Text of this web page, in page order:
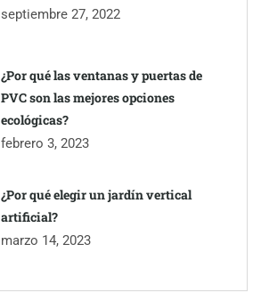
septiembre 27, 2022
¿Por qué las ventanas y puertas de
PVC son las mejores opciones
ecológicas?
febrero 3, 2023
¿Por qué elegir un jardín vertical
artificial?
marzo 14, 2023